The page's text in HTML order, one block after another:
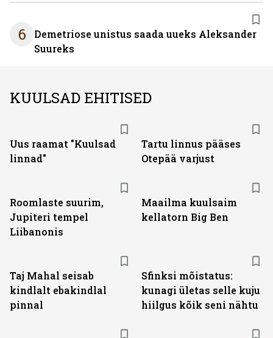
6
Demetriose unistus saada uueks Aleksander
Suureks
KUULSAD EHITISED
Uus raamat "Kuulsad
linnad"
Tartu linnus pääses
Otepää varjust
Roomlaste suurim,
Jupiteri tempel
Liibanonis
Maailma kuulsaim
kellatorn Big Ben
Taj Mahal seisab
kindlalt ebakindlal
pinnal
Sfinksi mõistatus:
kunagi ületas selle kuju
hiilgus kõik seni nähtu